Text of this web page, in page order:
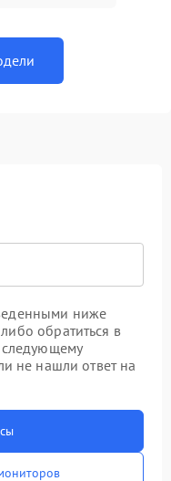
ниже
обратиться в
следующему
не нашли ответ на